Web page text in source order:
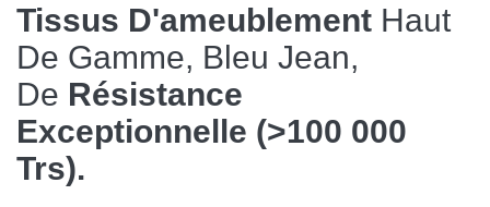
Tissus D'ameublement Haut
De Gamme, Bleu Jean,
De Résistance
Exceptionnelle (>100 000
Trs).